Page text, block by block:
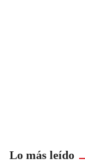
Lo más leído